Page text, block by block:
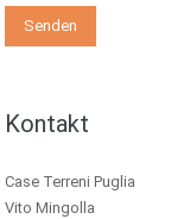
Kontakt
Case Terreni Puglia
Vito Mingolla